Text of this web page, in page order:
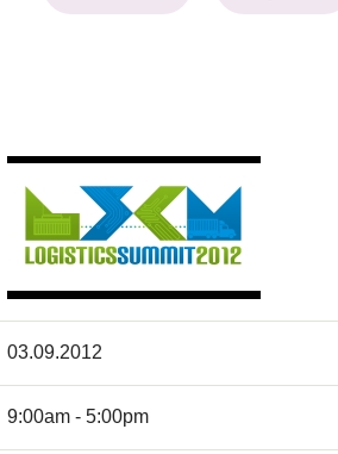
03.09.2012
9:00am - 5:00pm